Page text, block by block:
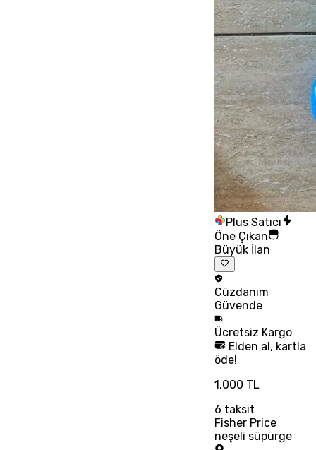
Plus Satıcı
Öne Çıkan
Büyük İlan
Cüzdanım
Güvende
Ücretsiz Kargo
Elden al, kartla
öde!
1.000 TL
6 taksit
Fisher Price
neşeli süpürge